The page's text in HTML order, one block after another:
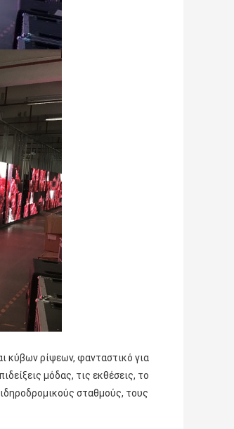
κύβων ρίψεων, φανταστικό για
μόδας, τις εκθέσεις, το
σταθμούς, τους